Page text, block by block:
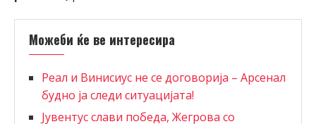
Можеби ќе ве интересира
Реал и Винисиус не се договорија – Арсенал
будно ја следи ситуацијата!
Јувентус слави победа, Жегрова со